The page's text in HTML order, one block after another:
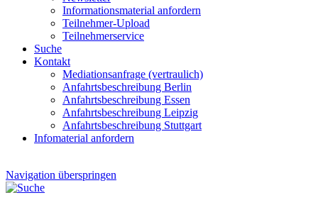
Informationsmaterial anfordern
Teilnehmer-Upload
Teilnehmerservice
Suche
Kontakt
Mediationsanfrage (vertraulich)
Anfahrtsbeschreibung Berlin
Anfahrtsbeschreibung Essen
Anfahrtsbeschreibung Leipzig
Anfahrtsbeschreibung Stuttgart
Infomaterial anfordern
Navigation überspringen